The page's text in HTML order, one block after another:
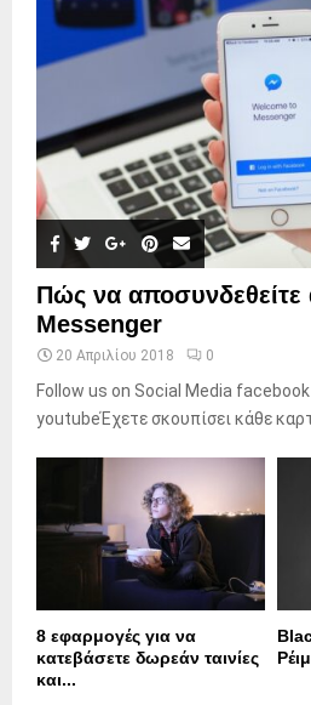
Πώς να
Messenger
20 Απριλίου 2018 0
Follow us on Social Media
youtubeΈχετε σκουπίσει κάθε
8 εφαρμογές για να
κατεβάσετε δωρεάν ταινίες
και...